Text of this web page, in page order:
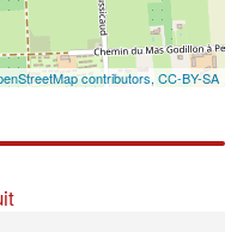
contributors, CC-BY-SA